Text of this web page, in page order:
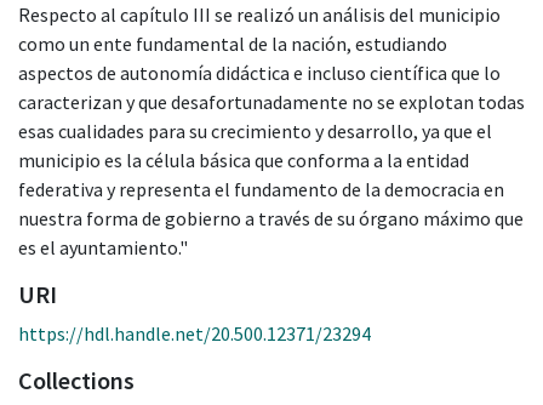
Respecto al capítulo III se realizó un análisis del municipio
como un ente fundamental de la nación, estudiando
aspectos de autonomía didáctica e incluso científica que lo
caracterizan y que desafortunadamente no se explotan todas
esas cualidades para su crecimiento y desarrollo, ya que el
municipio es la célula básica que conforma a la entidad
federativa y representa el fundamento de la democracia en
nuestra forma de gobierno a través de su órgano máximo que
es el ayuntamiento."
URI
https://hdl.handle.net/20.500.12371/23294
Collections